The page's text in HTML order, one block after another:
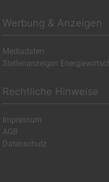
Werbung & Anzeigen
Mediadaten
Stellenanzeigen
Rechtliche Hinweise
Impressum
AGB
Datenschutz